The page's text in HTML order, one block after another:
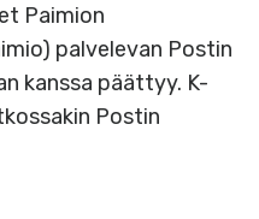
Paimion
palvelevan Postin
kanssa päättyy. K-
Postin